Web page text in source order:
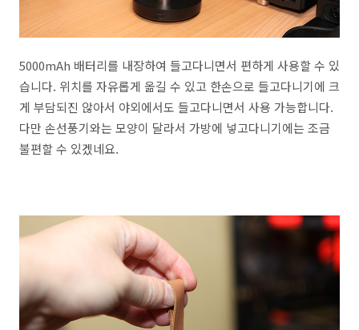
5000mAh 배터리를 내장하여 들고다니면서 편하게 사용할 수 있
습니다. 위치를 자유롭게 옮길 수 있고 한손으로 들고다니기에 크
게 부담되진 않아서 야외에서도 들고다니면서 사용 가능합니다.
다만 손선풍기와는 모양이 달라서 가방에 넣고다니기에는 조금
불편할 수 있겠네요.